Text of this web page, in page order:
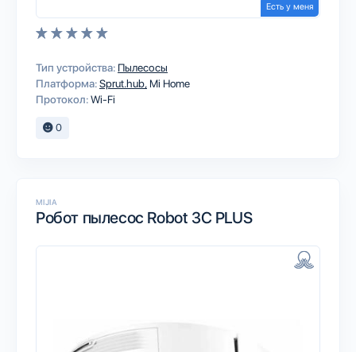
Есть у меня
Тип устройства: Пылесосы
Платформа:Sprut.hub Mi Home
Протокол:Wi-Fi
0
MIJIA
Робот пылесос Robot 3C PLUS